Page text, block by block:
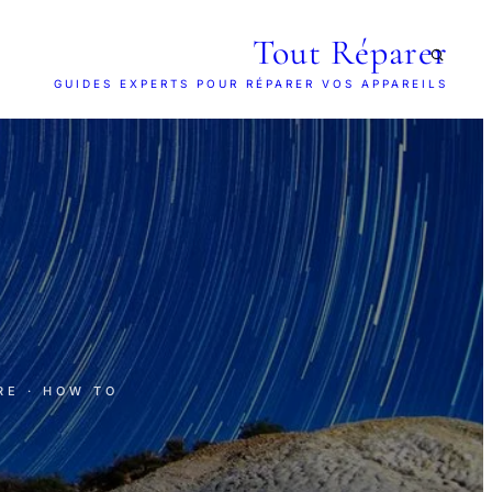
Tout Réparer
GUIDES EXPERTS POUR RÉPARER VOS APPAREILS
· HOW TO